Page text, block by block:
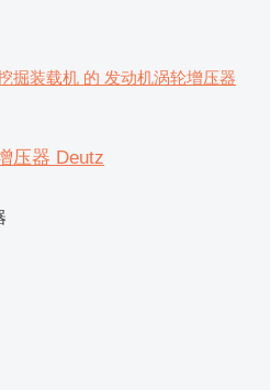
掘装载机 的 发动机涡轮增压器
压器 Deutz